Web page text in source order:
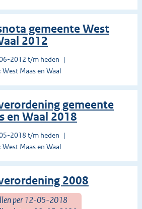
gemeente West
2012
2012 t/m heden
Maas en Waal
gemeente
en Waal 2018
2018 t/m heden
Maas en Waal
2008
per 12-05-2018